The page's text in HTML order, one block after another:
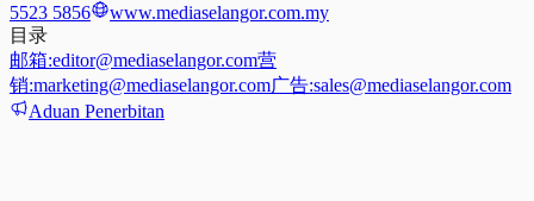
5523 5856
www.mediaselangor.com.my
目录
邮箱:editor@mediaselangor.com营
销:marketing@mediaselangor.com广告:sales@mediaselangor.com
Aduan Penerbitan